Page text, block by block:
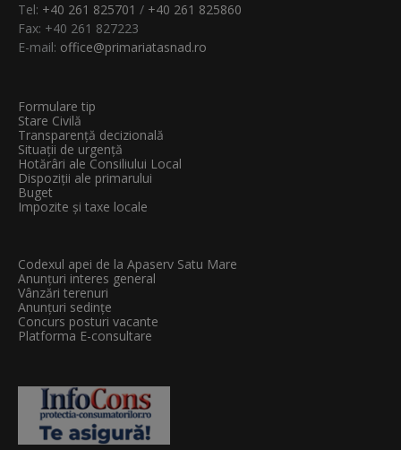
Tel: +40 261 825701 / +40 261 825860
Fax: +40 261 827223
E-mail: office@primariatasnad.ro
Formulare tip
Stare Civilă
Transparenţă decizională
Situații de urgență
Hotărâri ale Consiliului Local
Dispoziții ale primarului
Buget
Impozite și taxe locale
Codexul apei de la Apaserv Satu Mare
Anunțuri interes general
Vânzări terenuri
Anunțuri sedințe
Concurs posturi vacante
Platforma E-consultare